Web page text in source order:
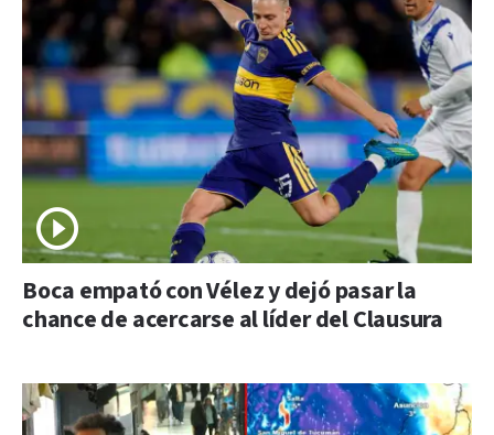
Boca empató con Vélez y dejó pasar la
chance de acercarse al líder del Clausura